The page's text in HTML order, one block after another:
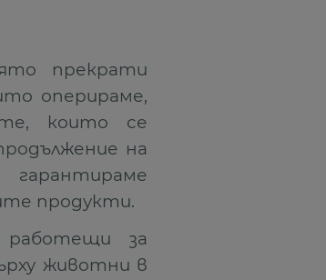
прекрати
оперираме,
които се
на
продукти.
работещи за
животни в